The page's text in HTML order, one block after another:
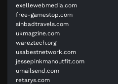
exellewebmedia.com
free-gamestop.com
sinbadtravels.com
ukmagzine.com
wareztech.org
usabestnetwork.com
jessepinkmanoutfit.com
umailsend.com
retarys.com